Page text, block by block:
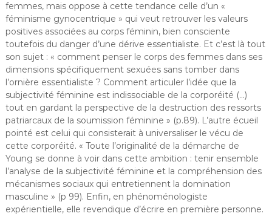
femmes, mais oppose à cette tendance celle d’un «
féminisme gynocentrique » qui veut retrouver les valeurs
positives associées au corps féminin, bien consciente
toutefois du danger d’une dérive essentialiste. Et c’est là tout
son sujet : « comment penser le corps des femmes dans ses
dimensions spécifiquement sexuées sans tomber dans
l’ornière essentialiste ? Comment articuler l’idée que la
subjectivité féminine est indissociable de la corporéité (…)
tout en gardant la perspective de la destruction des ressorts
patriarcaux de la soumission féminine » (p.89). L’autre écueil
pointé est celui qui consisterait à universaliser le vécu de
cette corporéité. « Toute l’originalité de la démarche de
Young se donne à voir dans cette ambition : tenir ensemble
l’analyse de la subjectivité féminine et la compréhension des
mécanismes sociaux qui entretiennent la domination
masculine » (p 99). Enfin, en phénoménologiste
expérientielle, elle revendique d’écrire en première personne.